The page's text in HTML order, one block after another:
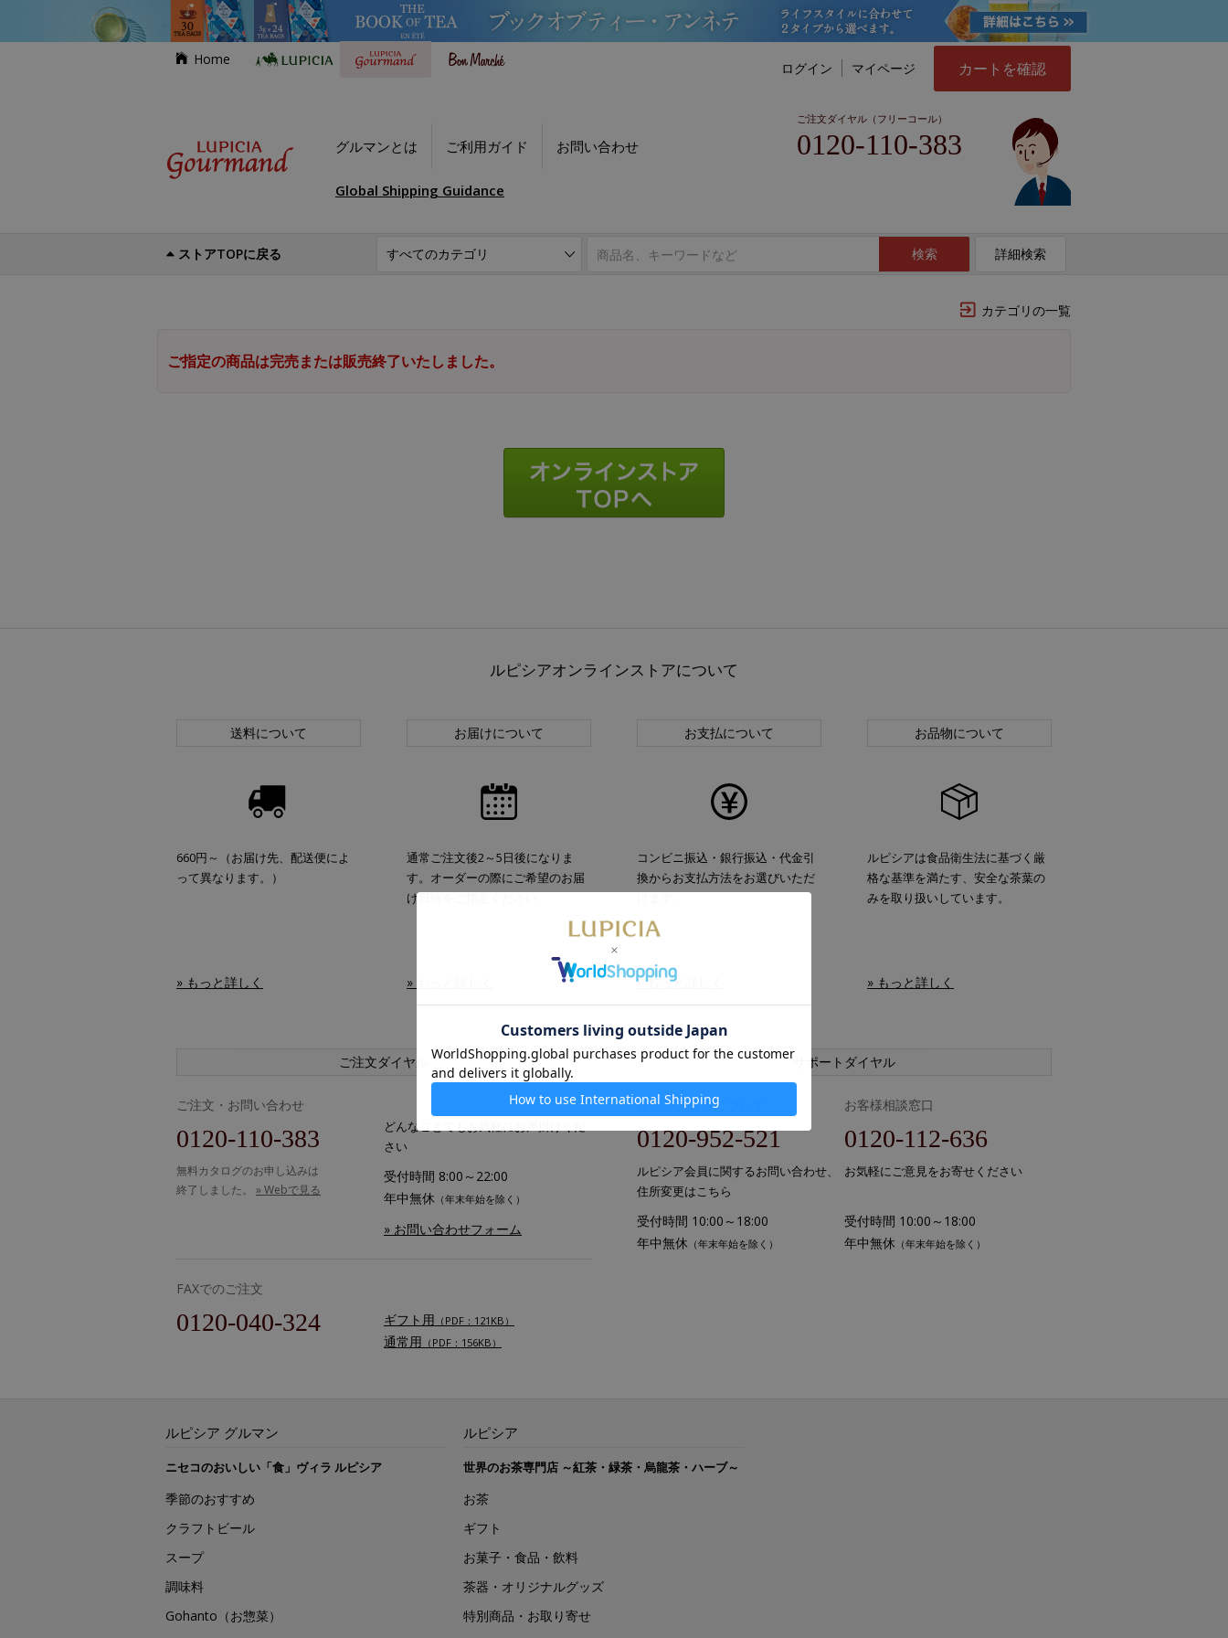
Home
ログイン マイページ カートを確認
グルマンとは ご利用ガイド お問い合わせ
ご注文ダイヤル（フリーコール）
0120-110-383
Global Shipping Guidance
ストアTOPに戻る 検索 詳細検索
カテゴリの一覧
ご指定の商品は完売または販売終了いたしました。
ルピシアオンラインストアについて
送料について
660円～（お届け先、配送便によ
って異なります。）
» もっと詳しく
お届けについて
通常ご注文後2～5日後になりま
す。オーダーの際にご希望のお届
け日時をご指定ください。
» もっと詳しく
お支払について
コンビニ振込・銀行振込・代金引
換からお支払方法をお選びいただ
けます。
» もっと詳しく
お品物について
ルピシアは食品衛生法に基づく厳
格な基準を満たす、安全な茶葉の
みを取り扱いしています。
» もっと詳しく
ご注文ダイヤル
ご注文・お問い合わせ
0120-110-383
無料カタログのお申し込みは
終了しました。 » Webで見る
どんなことでもお気軽にお声掛けくだ
さい
受付時間 8:00～22:00
年中無休 （年末年始を除く）
» お問い合わせフォーム
FAXでのご注文
0120-040-324 ギフト用 （PDF：121KB）
通常用 （PDF：156KB）
サポートダイヤル
ルピシア会員について
0120-952-521
ルピシア会員に関するお問い合わせ、
住所変更はこちら
受付時間 10:00～18:00
年中無休 （年末年始を除く）
お客様相談窓口
0120-112-636
お気軽にご意見をお寄せください
受付時間 10:00～18:00
年中無休 （年末年始を除く）
ルピシア グルマン
ニセコのおいしい「食」ヴィラ ルピシア
季節のおすすめ
クラフトビール
スープ
調味料
Gohanto（お惣菜）
ルピシア
世界のお茶専門店 ～紅茶・緑茶・烏龍茶・ハーブ～
お茶
ギフト
お菓子・食品・飲料
茶器・オリジナルグッズ
特別商品・お取り寄せ